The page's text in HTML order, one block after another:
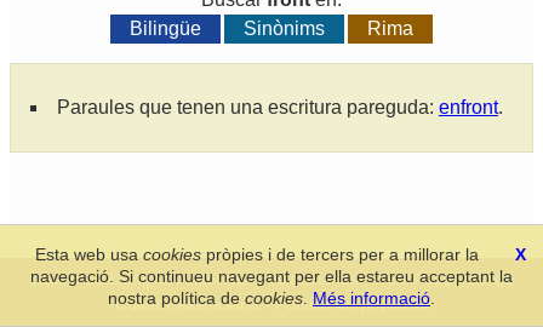
Bilingüe
Sinònims Rima
Paraules que tenen una escritura pareguda: enfront.
Secció de Llengua i Lliteratura Valencianes-Real Acadèmia de
Cultura Valenciana-Política de privacitat
X
Esta web usacookies pròpies i de tercers per a millorar la
navegació. Si continueu navegant per ella estareu acceptant la
nostra política de cookies Més informació